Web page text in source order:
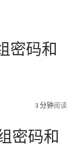
密码和
3 分钟阅读
密码和